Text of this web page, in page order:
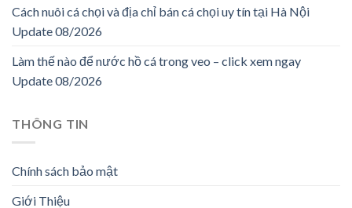
Cách nuôi cá chọi và địa chỉ bán cá chọi uy tín tại Hà Nội
Update 08/2026
Làm thế nào để nước hồ cá trong veo – click xem ngay
Update 08/2026
THÔNG TIN
Chính sách bảo mật
Giới Thiệu